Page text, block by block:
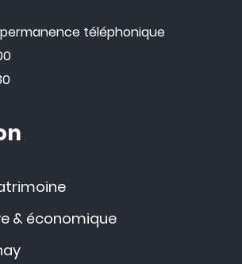
téléphonique
& économique